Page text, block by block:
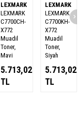
LEXMARK
LEXMARK
C7700CH-
X772
Muadil
Toner,
Mavi
5.713,02
TL
LEXMARK
LEXMARK
C7700KH-
X772
Muadil
Toner,
Siyah
5.713,02
TL